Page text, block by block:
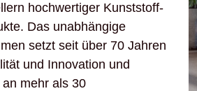
hochwertiger Kunststoff-
Das unabhängige
setzt seit über 70 Jahren
und Innovation und
mehr als 30